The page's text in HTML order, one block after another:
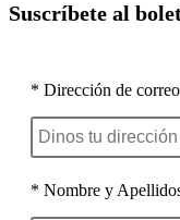
Suscríbete al
* Dirección de
* Nombre y